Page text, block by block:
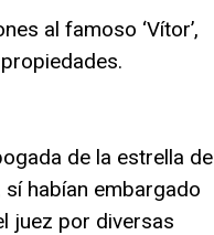
al famoso ‘Vítor’,
de la estrella de
habían embargado
juez por diversas